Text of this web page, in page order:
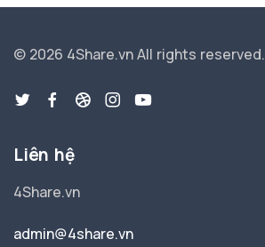
© 2026 4Share.vnAll rights reserved.
Liên hệ
4Share.vn
admin@4share.vn